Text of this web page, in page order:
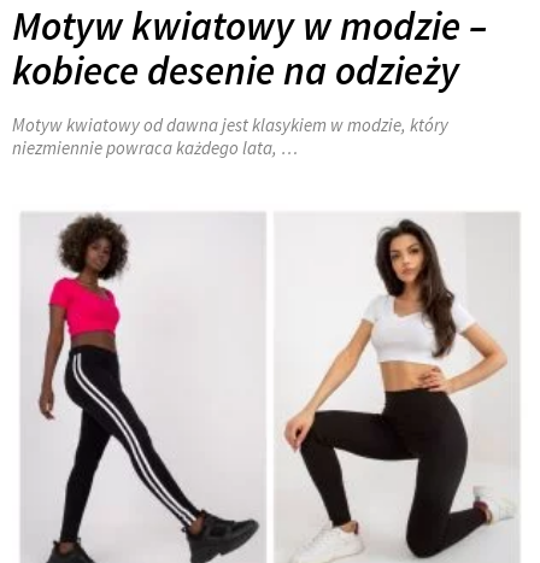
Motyw kwiatowy w modzie –
kobiece desenie na odzieży
Motyw kwiatowy od dawna jest klasykiem w modzie, który
niezmiennie powraca każdego lata, …